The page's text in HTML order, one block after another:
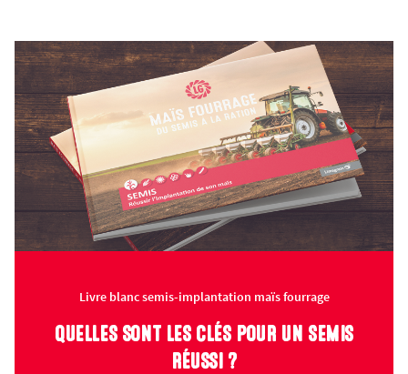
Livre blanc semis-implantation maïs fourrage
QUELLES SONT LES CLÉS POUR UN SEMIS
RÉUSSI ?